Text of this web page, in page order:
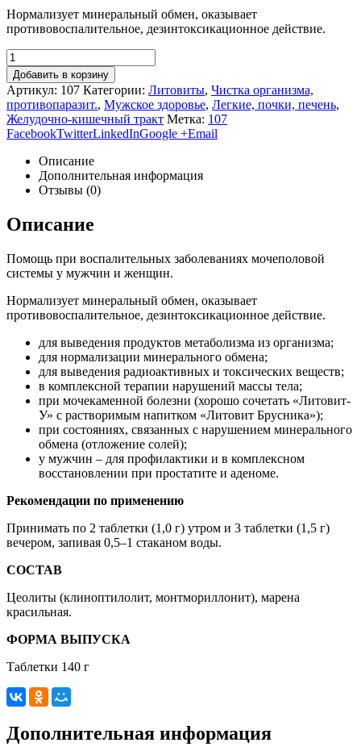
Нормализует минеральный обмен, оказывает
противовоспалительное, дезинтоксикационное действие.
Добавить в корзину
Артикул: 107 Категории: Литовиты, Чистка организма,
противопаразит., Мужское здоровье, Легкие, почки, печень,
Желудочно-кишечный тракт Метка: 107
FacebookTwitterLinkedInGoogle +Email
Описание
Дополнительная информация
Отзывы (0)
Описание
Помощь при воспалительных заболеваниях мочеполовой
системы у мужчин и женщин.
Нормализует минеральный обмен, оказывает
противовоспалительное, дезинтоксикационное действие.
для выведения продуктов метаболизма из организма;
для нормализации минерального обмена;
для выведения радиоактивных и токсических веществ;
в комплексной терапии нарушений массы тела;
при мочекаменной болезни (хорошо сочетать «Литовит-
У» с растворимым напитком «Литовит Брусника»);
при состояниях, связанных с нарушением минерального
обмена (отложение солей);
у мужчин – для профилактики и в комплексном
восстановлении при простатите и аденоме.
Рекомендации по применению
Принимать по 2 таблетки (1,0 г) утром и 3 таблетки (1,5 г)
вечером, запивая 0,5–1 стаканом воды.
СОСТАВ
Цеолиты (клиноптилолит, монтмориллонит), марена
красильная.
ФОРМА ВЫПУСКА
Таблетки 140 г
Дополнительная информация